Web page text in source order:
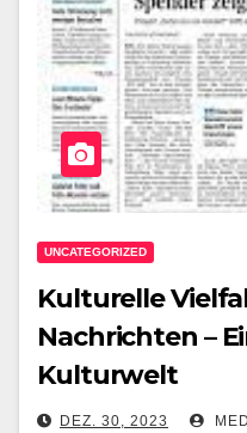
UNCATEGORIZED
Kulturelle
Nachrichten –
Kulturwelt
DEZ. 30, 2023